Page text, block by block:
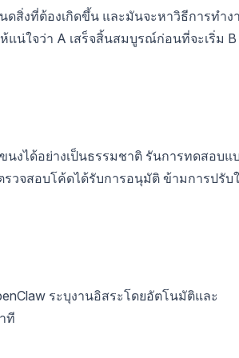
สิ่งที่ต้องเกิดขึ้น และมันจะหาวิธีการทำง
แน่ใจว่า A เสร็จสิ้นสมบูรณ์ก่อนที่จะเริ่ม
นงได้อย่างเป็นธรรมชาติ รันการทดสอบแ
วจสอบโค้ดได้รับการอนุมัติ ข้ามการปรับ
ระบุงานอิสระโดยอัตโนมัติและ
ที